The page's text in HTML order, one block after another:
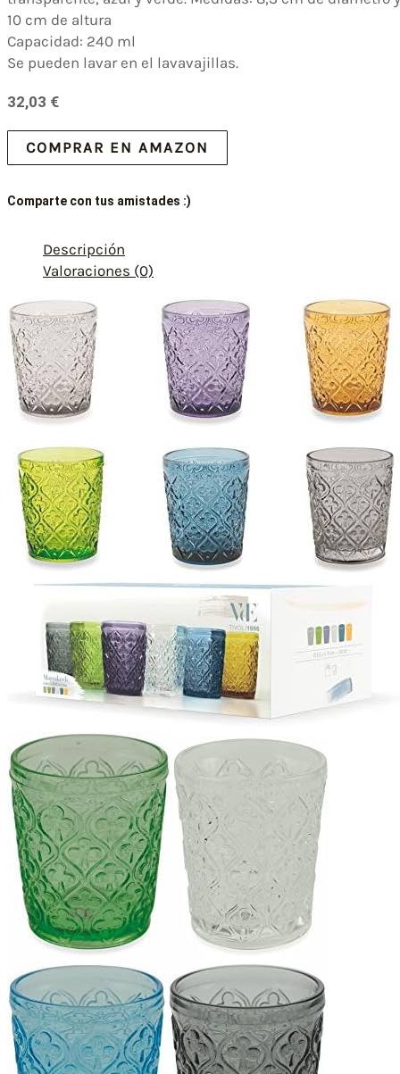
10 cm de altura
Capacidad: 240 ml
Se pueden lavar en el lavavajillas.
32,03 €
COMPRAR EN AMAZON
Comparte con tus amistades :)
Descripción
Valoraciones (0)